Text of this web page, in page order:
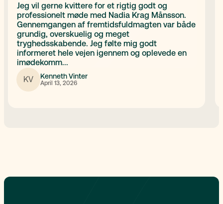
Jeg vil gerne kvittere for et rigtig godt og
professionelt møde med Nadia Krag Månsson.
Gennemgangen af fremtidsfuldmagten var både
grundig, overskuelig og meget
tryghedsskabende. Jeg følte mig godt
informeret hele vejen igennem og oplevede en
imødekomm...
KV
Kenneth Vinter
April 13, 2026